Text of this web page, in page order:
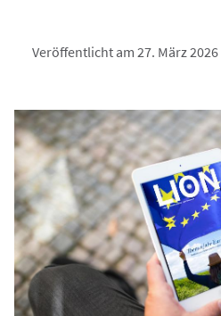
Veröffentlicht am 27. März 2026